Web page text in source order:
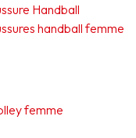
Handball
handball femme
femme